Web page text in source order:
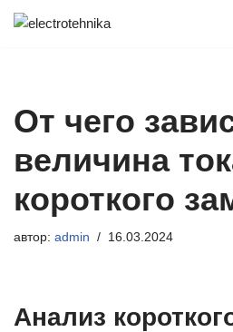
От чего
величина
короткого
автор: admin 16.03.2024
Анализ